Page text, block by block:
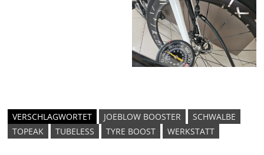
VERSCHLAGWORTET JOEBLOW BOOSTER
SCHWALBE
TOPEAK
TUBELESS TYRE BOOST WERKSTATT